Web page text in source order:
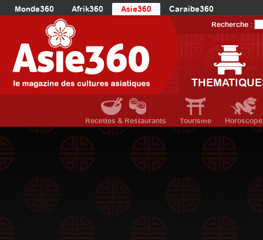
Monde360 Afrik360 Asie360
Caraibe360
Europe360
AmériqueDuNord360
Océanie360
Recherche :
Recettes & Restaurants Tourisme Horoscope